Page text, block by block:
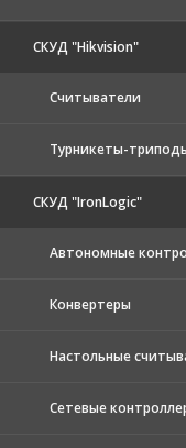
СКУД "Hikvision"
Считыватели
Турникеты-
СКУД "IronLogic"
Автономные
Конвертеры
Настольные
Сетевые